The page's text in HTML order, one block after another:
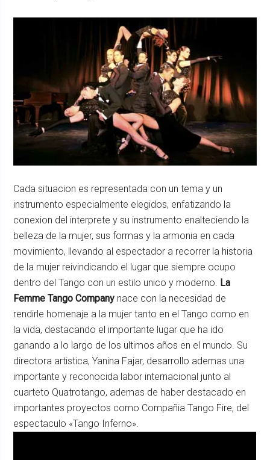
Cada situacion es representada con un tema y un
instrumento especialmente elegidos, enfatizando la
conexion del interprete y su instrumento enalteciendo la
belleza de la mujer, sus formas y la armonia en cada
movimiento, llevando al espectador a recorrer la historia
de la mujer reivindicando el lugar que siempre ocupo
dentro del Tango con un estilo unico y moderno. La
Femme Tango Company nace con la necesidad de
rendirle homenaje a la mujer tanto en el Tango como en
la vida, destacando el importante lugar que ha ido
ganando a lo largo de los ultimos años en el mundo. Su
directora artistica, Yanina Fajar, desarrollo ademas una
importante y reconocida labor internacional junto al
cuarteto Quatrotango, ademas de haber destacado en
importantes proyectos como Compañia Tango Fire, del
espectaculo «Tango Inferno».